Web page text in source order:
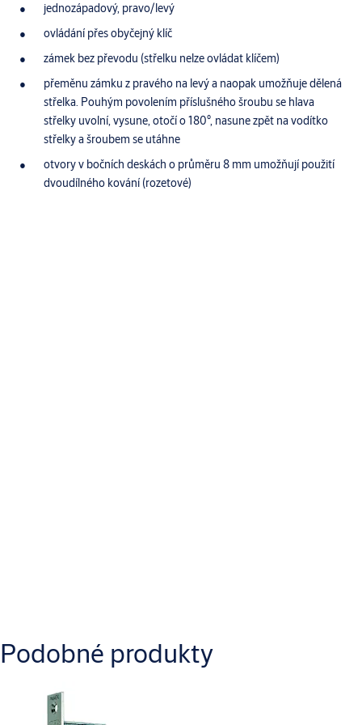
jednozápadový, pravo/levý
ovládání přes obyčejný klíč
zámek bez převodu (střelku nelze ovládat klíčem)
přeměnu zámku z pravého na levý a naopak umožňuje dělená
střelka. Pouhým povolením příslušného šroubu se hlava
střelky uvolní, vysune, otočí o 180°, nasune zpět na vodítko
střelky a šroubem se utáhne
otvory v bočních deskách o průměru 8 mm umožňují použití
dvoudílného kování (rozetové)
Yale_YALE_LC_5200_Dimensional_Drawing_1.pdf
Podobné produkty